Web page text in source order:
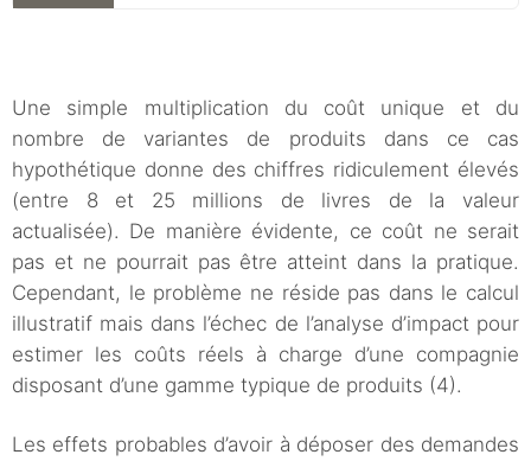
Une simple multiplication du coût unique et du
nombre de variantes de produits dans ce cas
hypothétique donne des chiffres ridiculement élevés
(entre 8 et 25 millions de livres de la valeur
actualisée). De manière évidente, ce coût ne serait
pas et ne pourrait pas être atteint dans la pratique.
Cependant, le problème ne réside pas dans le calcul
illustratif mais dans l’échec de l’analyse d’impact pour
estimer les coûts réels à charge d’une compagnie
disposant d’une gamme typique de produits (4).
Les effets probables d’avoir à déposer des demandes